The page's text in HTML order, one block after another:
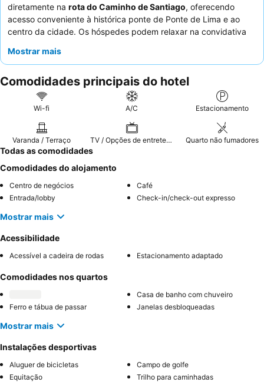
diretamente na rota do Caminho de Santiago, oferecendo
acesso conveniente à histórica ponte de Ponte de Lima e ao
centro da cidade. Os hóspedes podem relaxar na convidativa
para o máximo relaxamento. Os funcionários recebem
excecionais, e as ofertas de pequeno-almoço são
frequentemente descritas como "ótimas", com uma variedade
de opções, incluindo escolhas sem glúten. Para uma experiência
almoço ao ar livre com vista para a ponte romana.
Mostrar mais
Comodidades principais do hotel
Wi-fi A/C Estacionamento
Varanda / Terraço TV / Opções de entretenimento Quarto não fumadores
Todas as comodidades
Comodidades do alojamento
Centro de negócios
Café
Entrada/lobby
Check-in/check-out expresso
Mostrar mais
Acessibilidade
Acessível a cadeira de rodas Estacionamento adaptado
Comodidades nos quartos
Casa de banho com chuveiro
Ferro e tábua de passar
Janelas desbloqueadas
Mostrar mais
Instalações desportivas
Aluguer de bicicletas
Campo de golfe
Equitação
Trilho para caminhadas